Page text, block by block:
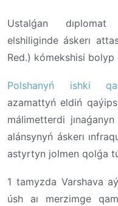
Ustalǵan dıplomat
elshiliginde áskerı
Red.) kómekshisi
Polshanyń ishki
azamattyń eldiń
málimetterdi
alánsynyń áskerı
astyrtyn jolmen qolǵa
1 tamyzda Varshava
úsh aı merzimge